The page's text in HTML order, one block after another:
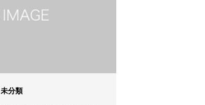
未分類